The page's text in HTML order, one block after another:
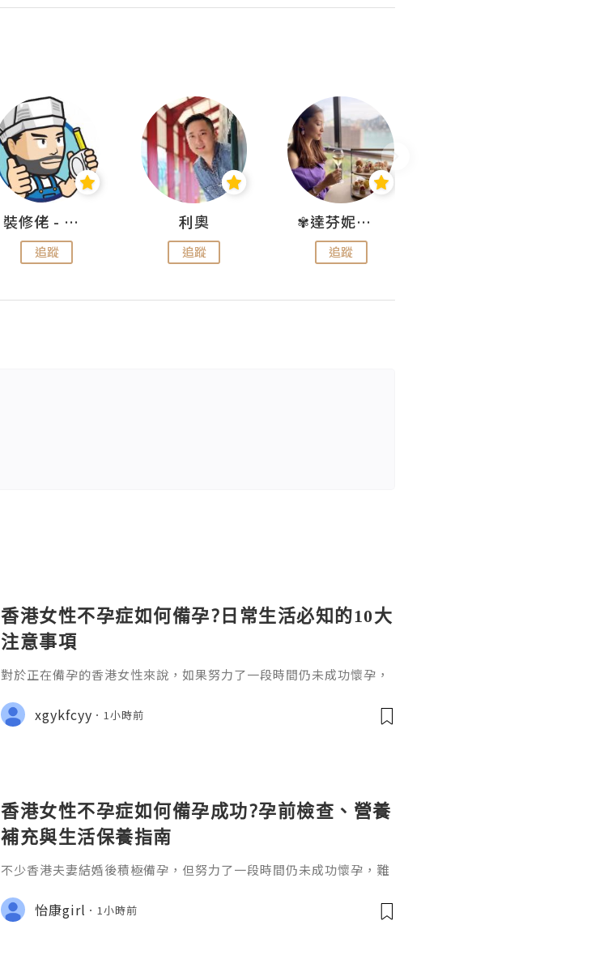
裝修佬 - 香港一站式網上裝修平台
追蹤
利奧
追蹤
✾達芬妮•愛孩子•愛生活✾
追蹤
香港女性不孕症如何備孕?日常生活必知的10大
注意事項
對於正在備孕的香港女性來說，如果努力了一段時間仍未成功懷孕，
自身身體狀況、改善生活習慣，並配合適當的醫療評估，有助提高受
孕成功率。xgykfcyy 1小時前
香港女性不孕症如何備孕成功?孕前檢查、營養
補充與生活保養指南
不少香港夫妻結婚後積極備孕，但努力了一段時間仍未成功懷孕，難
律性生活超過一年仍未懷孕;或35歲以上女性備孕超過6個月仍未成
功，就建議盡快接受不孕症評估。
怡康girl 1小時前